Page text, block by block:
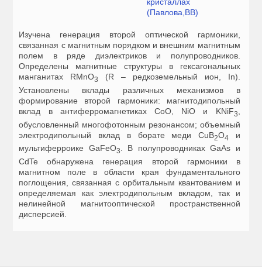
(Павлова,ВВ)
Изучена генерация второй оптической гармоники,
связанная с магнитным порядком и внешним магнитным
полем в ряде диэлектриков и полупроводников.
Определены магнитные структуры в гексагональных
манганитах RMnO3
(R – редкоземельный ион, In).
Установлены вклады различных механизмов в
формирование второй гармоники: магнитодипольный
вклад в антиферромагнетиках CoO, NiO и KNiF3
обусловленный многофотонным резонансом; объемный
электродипольный вклад в борате меди CuB2O4
и
мультиферроике GaFeO3. В полупроводниках GaAs и
CdTe обнаружена генерация второй гармоники в
магнитном поле в области края фундаментального
поглощения, связанная с орбитальным квантованием и
определяемая как электродипольным вкладом, так и
нелинейной магнитооптической пространственной
дисперсией.